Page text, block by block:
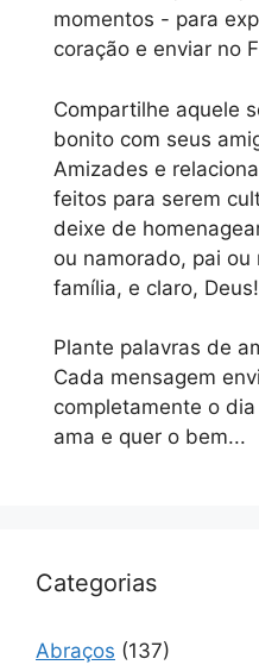
momentos - para
coração e enviar no
Compartilhe aquele
bonito com seus
Amizades e
feitos para serem
deixe de
ou namorado, pai
família, e claro, Deus!
Plante palavras de
Cada mensagem
completamente o
ama e quer o bem...
Categorias
Abraços (137)